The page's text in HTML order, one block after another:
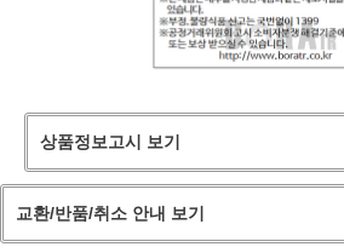
상품정보고시 보기
교환/반품/취소 안내 보기